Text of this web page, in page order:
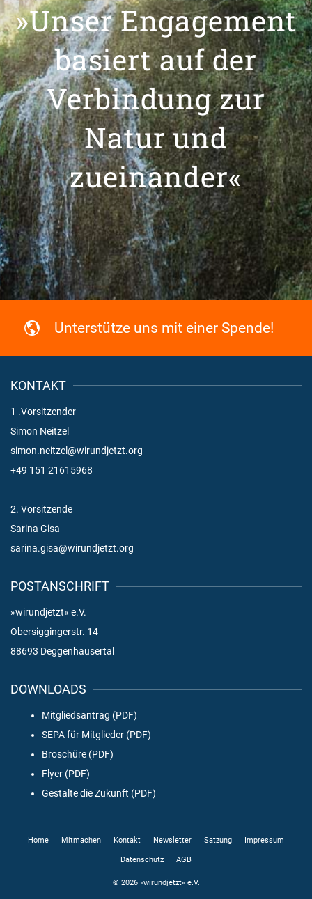
»Unser Engagement
basiert auf der
Verbindung zur
Natur und
zueinander«
Unterstütze uns mit einer Spende!
KONTAKT
1 .Vorsitzender
Simon Neitzel
simon.neitzel@wirundjetzt.org
+49 151 21615968
2. Vorsitzende
Sarina Gisa
sarina.gisa@wirundjetzt.org
POSTANSCHRIFT
»wirundjetzt« e.V.
Obersiggingerstr. 14
88693 Deggenhausertal
DOWNLOADS
Mitgliedsantrag (PDF)
SEPA für Mitglieder (PDF)
Broschüre (PDF)
Flyer (PDF)
Gestalte die Zukunft (PDF)
Home Mitmachen Kontakt Newsletter Satzung Impressum
Datenschutz AGB
© 2026 »wirundjetzt« e.V.